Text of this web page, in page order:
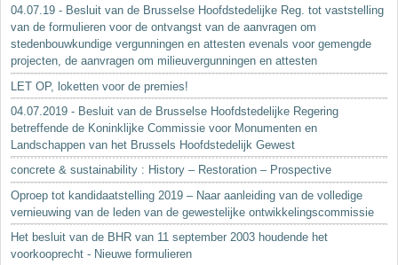
04.07.19 - Besluit van de Brusselse Hoofdstedelijke Reg. tot vaststelling
van de formulieren voor de ontvangst van de aanvragen om
stedenbouwkundige vergunningen en attesten evenals voor gemengde
projecten, de aanvragen om milieuvergunningen en attesten
LET OP, loketten voor de premies!
04.07.2019 - Besluit van de Brusselse Hoofdstedelijke Regering
betreffende de Koninklijke Commissie voor Monumenten en
Landschappen van het Brussels Hoofdstedelijk Gewest
concrete & sustainability : History – Restoration – Prospective
Oproep tot kandidaatstelling 2019 – Naar aanleiding van de volledige
vernieuwing van de leden van de gewestelijke ontwikkelingscommissie
Het besluit van de BHR van 11 september 2003 houdende het
voorkooprecht - Nieuwe formulieren